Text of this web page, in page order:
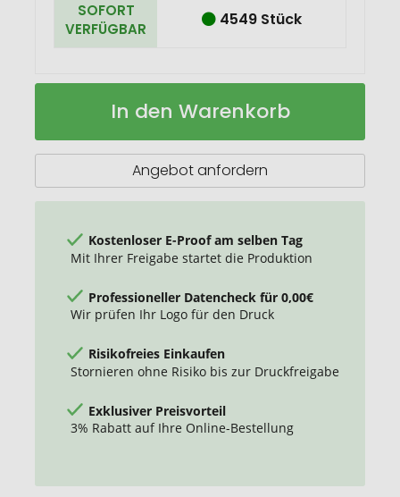
SOFORT
VERFÜGBAR
4549 Stück
durchsichtiger
Automatikregenschirm
In den Warenkorb
Angebot anfordern
Kostenloser E-Proof am selben Tag
Mit Ihrer Freigabe startet die Produktion
Professioneller Datencheck für 0,00€
Wir prüfen Ihr Logo für den Druck
Risikofreies Einkaufen
Stornieren ohne Risiko bis zur Druckfreigabe
Exklusiver Preisvorteil
3% Rabatt auf Ihre Online-Bestellung